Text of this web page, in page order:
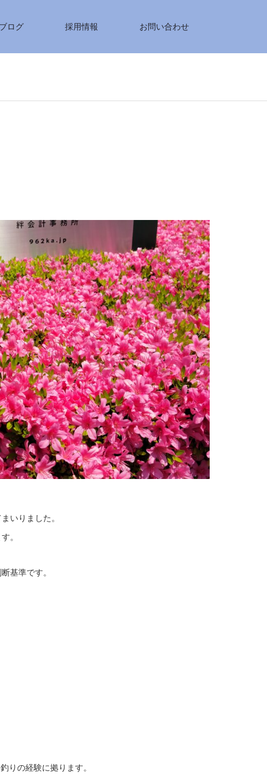
ブログ 採用情報 お問い合わせ
いりました。
。
基準です。
りの経験に拠ります。